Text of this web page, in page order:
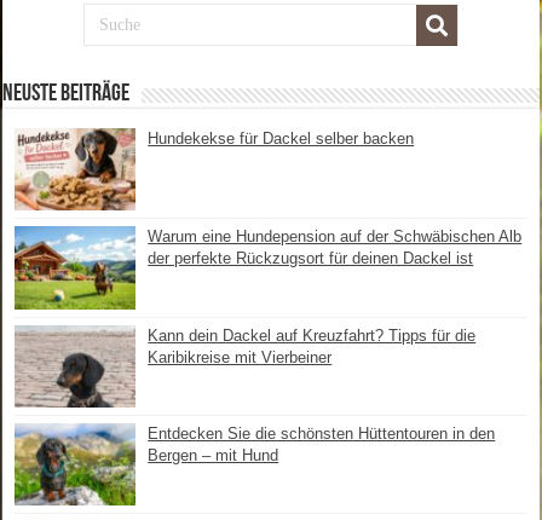
Die Lösung ist ziemlich einfach: Wenn man das tut, was der Dackel will,
weiterlesen
Neuste Beiträge
Hundekekse für Dackel selber backen
Warum eine Hundepension auf der Schwäbischen Alb
der perfekte Rückzugsort für deinen Dackel ist
Kann dein Dackel auf Kreuzfahrt? Tipps für die
Karibikreise mit Vierbeiner
Entdecken Sie die schönsten Hüttentouren in den
Bergen – mit Hund